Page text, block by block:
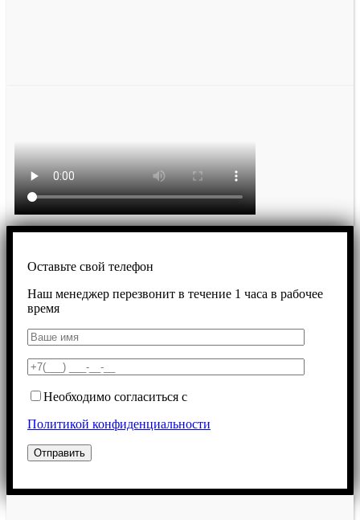
Оставьте свой телефон
Наш менеджер перезвонит в течение 1 часа в рабочее
время
Необходимо согласиться с
Политикой конфиденциальности